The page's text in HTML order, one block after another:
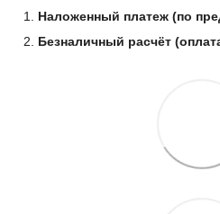
Наложенный платеж (по
Безналичный расчёт